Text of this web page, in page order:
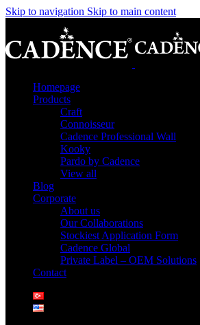
Skip to navigation Skip to main content
Homepage
Products
Craft
Connoisseur
Cadence Professional Wall
Kooky
Pardo by Cadence
View all
Blog
Corporate
About us
Our Collaborations
Stockiest Application Form
Cadence Global
Private Label – OEM Solutions
Contact